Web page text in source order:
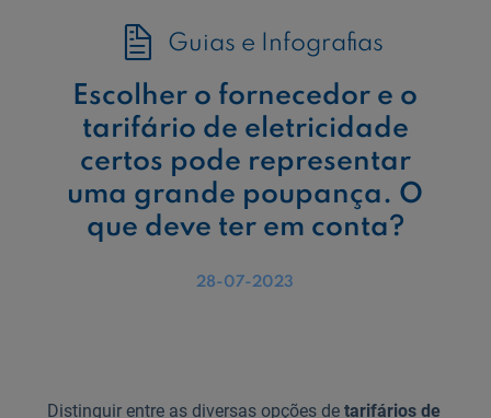
Guias e Infografias
Escolher o fornecedor e o
tarifário de eletricidade
certos pode representar
uma grande poupança. O
que deve ter em conta?
28-07-2023
Distinguir entre as diversas opções de tarifários de